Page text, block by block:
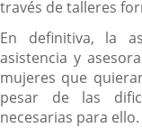
través de talleres
En definitiva, la
asistencia y
mujeres que
pesar de las
necesarias para ello.